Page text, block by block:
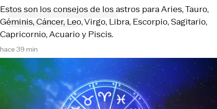
hace 39 min
Estos son los consejos de los astros para Aries, Tauro,
Géminis, Cáncer, Leo, Virgo, Libra, Escorpio, Sagitario,
Capricornio, Acuario y Piscis.